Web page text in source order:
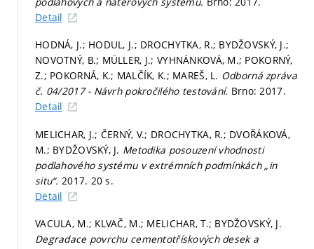
Detail
HODNÁ, J.; HODUL, J.; DROCHYTKA, R.; BYDŽOVSKÝ, J.;
NOVOTNÝ, B.; MÜLLER, J.; VYHNÁNKOVÁ, M.; POKORNÝ,
Z.; POKORNÁ, K.; MALČÍK, K.; MAREŠ, L. Odborná zpráva
č. 04/2017 - Návrh pokročilého testování. Brno: 2017.
Detail
MELICHAR, J.; ČERNÝ, V.; DROCHYTKA, R.; DVOŘÁKOVÁ,
M.; BYDŽOVSKÝ, J. Metodika posouzení vhodnosti
podlahového systému v extrémních podmínkách „in
situ“. 2017. 20 s.
Detail
VACULA, M.; KLVAČ, M.; MELICHAR, T.; BYDŽOVSKÝ, J.
Degradace povrchu cementotřískových desek a